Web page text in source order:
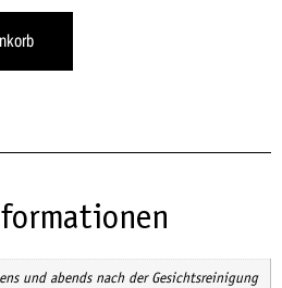
und abends nach der Gesichtsreinigung